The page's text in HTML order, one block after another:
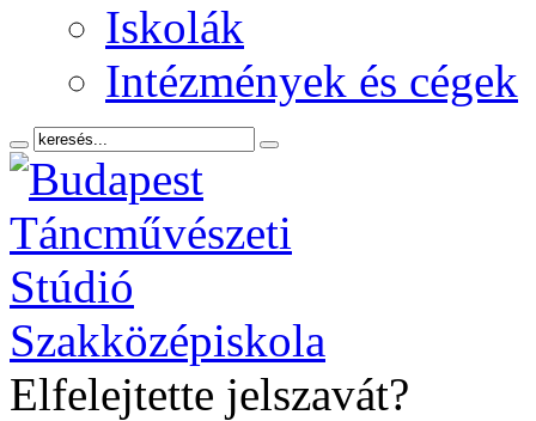
Iskolák
Intézmények és cégek
Elfelejtette jelszavát?